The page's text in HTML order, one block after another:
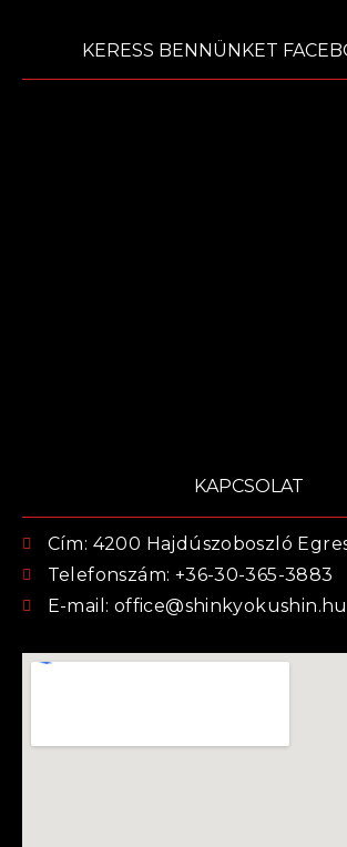
KERESS BENNÜNKET
KAPCSOLAT
Cím: 4200 Hajdúszoboszló
Telefonszám: +36-30-365-3883
E-mail: office@shinkyokushin.hu